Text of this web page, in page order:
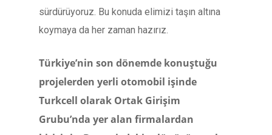
sürdürüyoruz. Bu konuda elimizi taşın altına
koymaya da her zaman hazırız.
Türkiye’nin son dönemde konuştuğu
projelerden yerli otomobil işinde
Turkcell olarak Ortak Girişim
Grubu’nda yer alan firmalardan